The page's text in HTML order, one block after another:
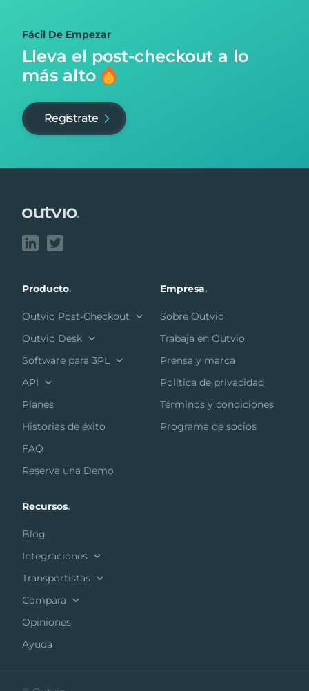
Fácil De Empezar
Lleva el post-checkout a lo
más alto
Regístrate
Producto.
Outvio Post-Checkout
Outvio Desk
Software para 3PL
API
Planes
Historias de éxito
FAQ
Reserva una Demo
Empresa.
Sobre Outvio
Trabaja en Outvio
Prensa y marca
Política de privacidad
Términos y condiciones
Programa de socios
Recursos.
Blog
Integraciones
Transportistas
Compara
Opiniones
Ayuda